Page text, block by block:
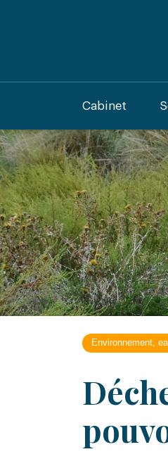
Cabinet
Environnement,